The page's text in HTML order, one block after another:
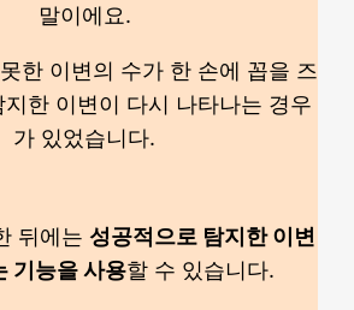
말이에요.
한 이변의 수가 한 손에 꼽을 즈
한 이변이 다시 나타나는 경우
가 있었습니다.
뒤에는 성공적으로 탐지한 이변
기능을 사용할 수 있습니다.